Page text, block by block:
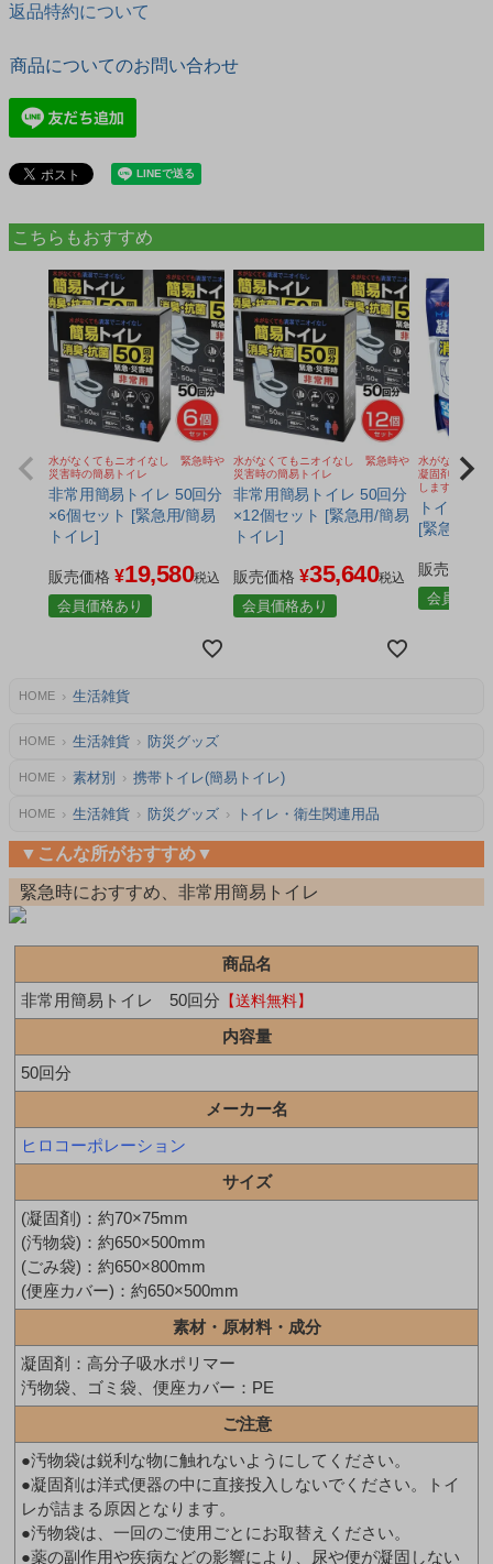
返品特約について
商品についてのお問い合わせ
こちらもおすすめ
水がなくてもニオイなし 緊急時や
災害時の簡易トイレ
非常用簡易トイレ 50回分
×6個セット [緊急用/簡易
トイレ]
販売価格 ¥19,580税込
会員価格あり
水がなくてもニオイなし 緊急時や
災害時の簡易トイレ
非常用簡易トイレ 50回分
×12個セット [緊急用/簡易
トイレ]
販売価格 ¥35,640税込
会員価格あり
水がなくても
凝固剤。緊急
します
トイレの
[緊急用/簡
販売価格
会員価格
HOME 生活雑貨
HOME 生活雑貨 防災グッズ
HOME 素材別 携帯トイレ(簡易トイレ)
HOME 生活雑貨 防災グッズ トイレ・衛生関連用品
▼こんな所がおすすめ▼
緊急時におすすめ、非常用簡易トイレ
商品名
非常用簡易トイレ 50回分 【送料無料】
内容量
50回分
メーカー名
ヒロコーポレーション
サイズ
(凝固剤)：約70×75mm
(汚物袋)：約650×500mm
(ごみ袋)：約650×800mm
(便座カバー)：約650×500mm
素材・原材料・成分
凝固剤：高分子吸水ポリマー
汚物袋、ゴミ袋、便座カバー：PE
ご注意
●汚物袋は鋭利な物に触れないようにしてください。
●凝固剤は洋式便器の中に直接投入しないでください。トイ
レが詰まる原因となります。
●汚物袋は、一回のご使用ごとにお取替えください。
●薬の副作用や疾病などの影響により、尿や便が凝固しない